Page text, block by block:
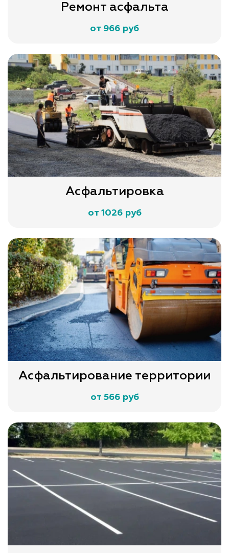
Ремонт асфальта
от 966 руб
Асфальтировка
от 1026 руб
Асфальтирование территории
от 566 руб